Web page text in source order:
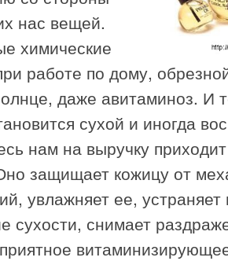
нас вещей.
химические
работе по дому,
даже авитаминоз. И
сухой и иногда
нам на выручку
защищает кожицу от
увлажняет ее,
сухости, снимает